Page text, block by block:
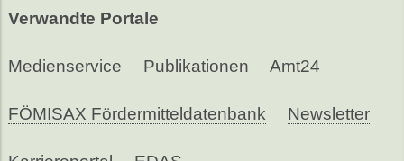
Verwandte Portale
Medienservice Publikationen Amt24
FÖMISAX Fördermitteldatenbank Newsletter